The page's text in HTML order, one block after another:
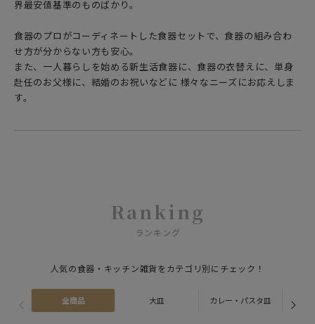
界最安値基準のものばかり。
食器のプロがコーディネートした食器セットで、食器の組み合わ
せ方が分からない方も安心。
また、一人暮らしを始める新生活食器に、食器の衣替えに、単身
赴任のお父様に、結婚のお祝いなどに 様々なニーズにお応えしま
す。
Ranking
ランキング
人気の食器・キッチン雑貨をカテゴリ別にチェック！
全商品 大皿 カレー・パスタ皿